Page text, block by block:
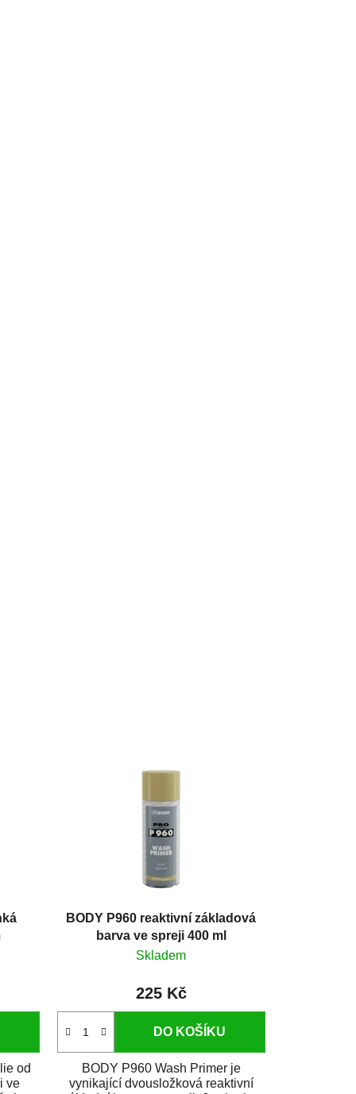
od
ve
BODY P960 reaktivní základová
barva ve spreji 400 ml
Skladem
225 Kč
DO KOŠÍKU
BODY P960 Wash Primer je
vynikající dvousložková reaktivní